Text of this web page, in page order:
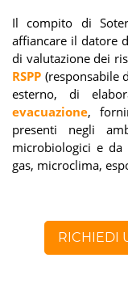
Il compito di
affiancare il datore
di valutazione dei
RSPP (responsabile
esterno, di
evacuazione,
presenti negli
microbiologici e
gas, microclima,
RICHIEDI